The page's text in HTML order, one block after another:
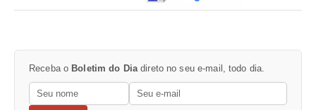
Receba o Boletim do Diadireto no seu e-mail, todo dia.